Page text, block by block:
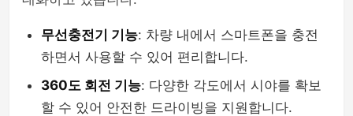
무선충전기 기능: 차량 내에서 스마트폰을 충전
하면서 사용할 수 있어 편리합니다.
360도 회전 기능: 다양한 각도에서 시야를 확보
할 수 있어 안전한 드라이빙을 지원합니다.